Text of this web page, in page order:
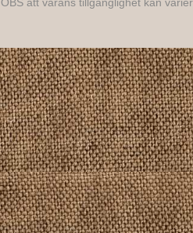
OBS att varans tillgänglighet kan